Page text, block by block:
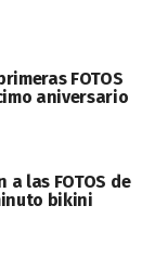
FOTOS
aniversario
las FOTOS de
bikini